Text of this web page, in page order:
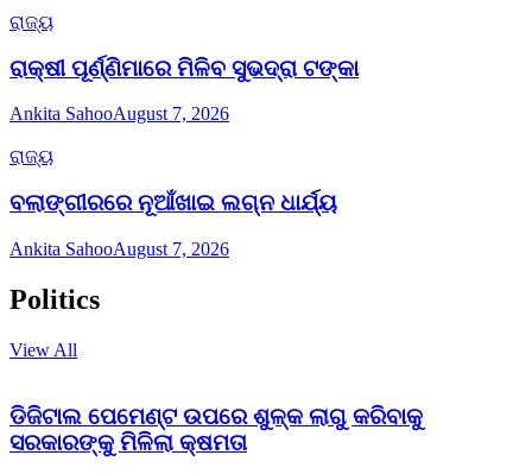
ରାଜ୍ୟ
ରାକ୍ଷୀ ପୂର୍ଣ୍ଣିମାରେ ମିଳିବ ସୁଭଦ୍ରା ଟଙ୍କା
Ankita SahooAugust 7, 2026
ରାଜ୍ୟ
ବଲାଙ୍ଗୀରରେ ନୂଆଁଖାଇ ଲଗ୍ନ ଧାର୍ଯ୍ୟ
Ankita SahooAugust 7, 2026
Politics
View All
ଡିଜିଟାଲ ପେମେଣ୍ଟ ଉପରେ ଶୁଳ୍କ ଲାଗୁ କରିବାକୁ
ସରକାରଙ୍କୁ ମିଳିଲା କ୍ଷମତା